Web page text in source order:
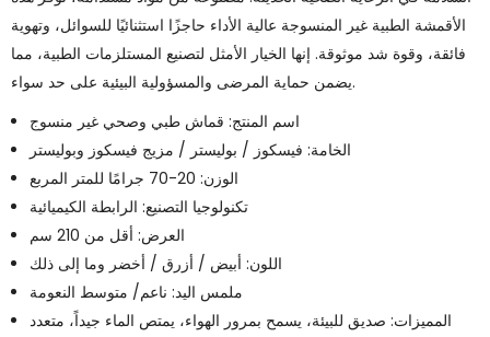
الأقمشة الطبية غير المنسوجة عالية الأداء حاجزًا استثنائيًا للسوائل، وتهوية
فائقة، وقوة شد موثوقة. إنها الخيار الأمثل لتصنيع المستلزمات الطبية، مما
يضمن حماية المرضى والمسؤولية البيئية على حد سواء.
اسم المنتج: قماش طبي وصحي غير منسوج
الخامة: فيسكوز / بوليستر / مزيج فيسكوز وبوليستر
الوزن: 20-70 جرامًا للمتر المربع
تكنولوجيا التصنيع: الرابطة الكيميائية
العرض: أقل من 210 سم
اللون: أبيض / أزرق / أخضر وما إلى ذلك
ملمس اليد: ناعم/ متوسط ​​النعومة
المميزات: صديق للبيئة، يسمح بمرور الهواء، يمتص الماء جيداً، متعدد